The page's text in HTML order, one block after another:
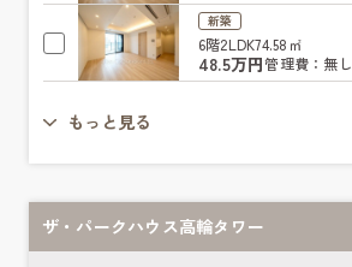
新築
6階2LDK74.58㎡
48.5万円管理費：無し
もっと見る
ザ・パークハウス高輪タワー